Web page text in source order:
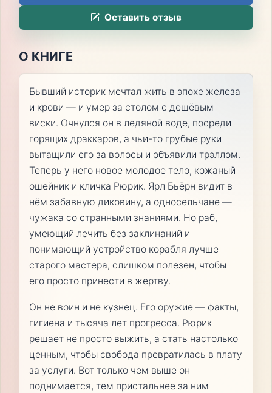
Оставить отзыв
О КНИГЕ
Бывший историк мечтал жить в эпохе железа
и крови — и умер за столом с дешёвым
виски. Очнулся он в ледяной воде, посреди
горящих драккаров, а чьи-то грубые руки
вытащили его за волосы и объявили трэллом.
Теперь у него новое молодое тело, кожаный
ошейник и кличка Рюрик. Ярл Бьёрн видит в
нём забавную диковину, а односельчане —
чужака со странными знаниями. Но раб,
умеющий лечить без заклинаний и
понимающий устройство корабля лучше
старого мастера, слишком полезен, чтобы
его просто принести в жертву.
Он не воин и не кузнец. Его оружие — факты,
гигиена и тысяча лет прогресса. Рюрик
решает не просто выжить, а стать настолько
ценным, чтобы свобода превратилась в плату
за услуги. Вот только чем выше он
поднимается, тем пристальнее за ним